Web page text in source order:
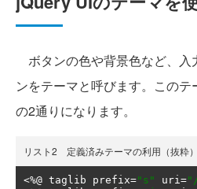
ボタンの色や背景色など、入
ンをテーマと呼びます。この
の2通りになります。
リスト2 定義済みテーマの利用（抜粋）
<%@ taglib prefix="s" uri=